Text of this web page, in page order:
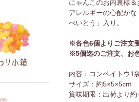
にゃんこのお内裏様
アレルギーの心配が
ぺいとう」入り。
※各色6個よりご注文
※5個迄のご注文、お
内容：コンペイトウ1
サイズ：約5×5×5cm
賞味期限：出荷より約